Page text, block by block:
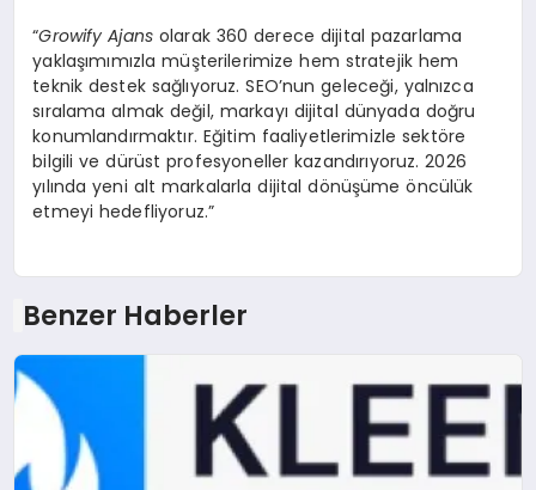
“Growify Ajans olarak 360 derece dijital pazarlama
yaklaşımımızla müşterilerimize hem stratejik hem
teknik destek sağlıyoruz. SEO’nun geleceği, yalnızca
sıralama almak değil, markayı dijital dünyada doğru
konumlandırmaktır. Eğitim faaliyetlerimizle sektöre
bilgili ve dürüst profesyoneller kazandırıyoruz. 2026
yılında yeni alt markalarla dijital dönüşüme öncülük
etmeyi hedefliyoruz.”
Benzer Haberler